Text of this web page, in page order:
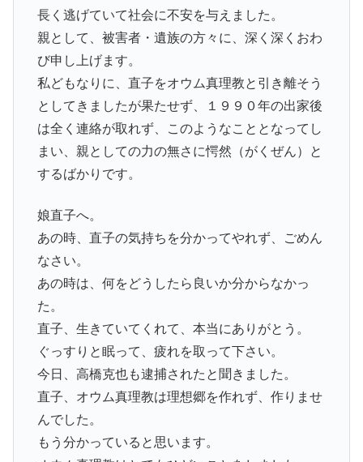
長く逃げていて社会に不安を与えました。
親として、被害者・遺族の方々に、深く深くおわ
び申し上げます。
私どもなりに、直子をオウム真理教と引き離そう
としてきましたが果たせず、１９９０年の出家後
は全く連絡が取れず、このようなこととなってし
まい、親としての力の無さに愕然（がくぜん）と
するばかりです。
娘直子へ。
あの時、直子の気持ちを分かってやれず、ごめん
なさい。
あの時は、何をどうしたら良いか分からなかっ
た。
直子、生きていてくれて、本当にありがとう。
ぐっすりと眠って、疲れを取って下さい。
今日、高橋克也も逮捕されたと聞きました。
直子、オウム真理教は理想郷を作れず、作りませ
んでした。
もう分かっていると思います。